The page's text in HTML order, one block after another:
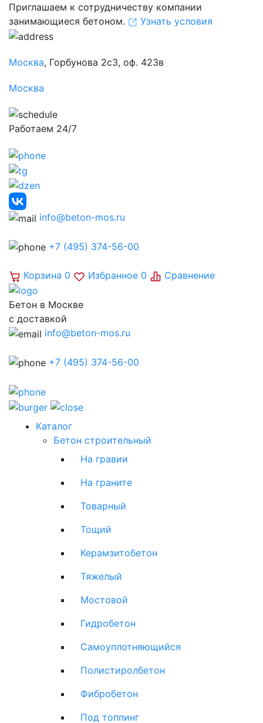
Приглашаем к сотрудничеству компании
занимающиеся бетоном.
Узнать условия
Москва, Горбунова 2с3, оф. 423в
Москва
Работаем 24/7
info@beton-mos.ru
+7 (495) 374-56-00
Корзина 0 Избранное 0 Сравнение
Бетон в Москве
с доставкой
info@beton-mos.ru
+7 (495) 374-56-00
Каталог
Бетон строительный
На гравии
На граните
Товарный
Тощий
Керамзитобетон
Тяжелый
Мостовой
Гидробетон
Самоуплотняющийся
Полистиролбетон
Фибробетон
Под топпинг